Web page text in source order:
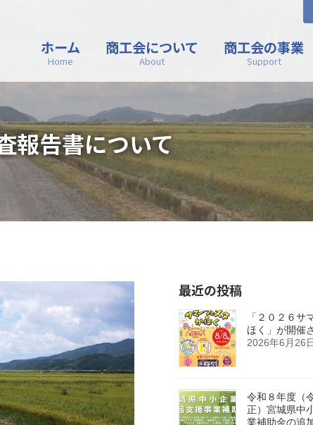
ホーム
Home
商工会について
About
商工会の事業
Support
報告書について
最近の投稿
「２０２６サ
ほく」が開催
2026年6月26
令和８年度（
正）宮城県中
業補助金の追